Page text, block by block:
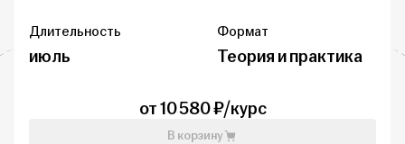
Длительность
июль
Формат
Теория и практика
В корзину
от 10 580 ₽/курс